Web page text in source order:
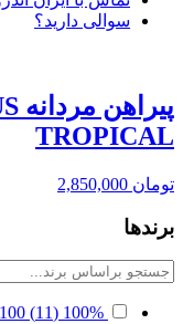
سوالی دارید؟
TROPICAL
تومان
برندها
100%
(11)
100